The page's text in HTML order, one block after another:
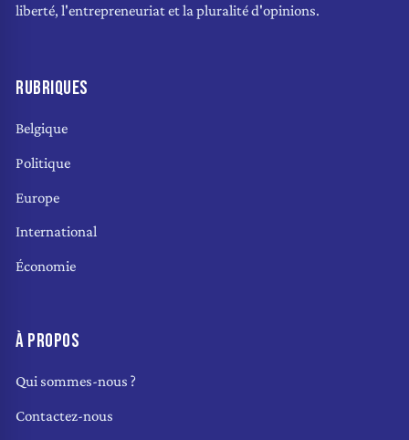
liberté, l'entrepreneuriat et la pluralité d'opinions.
RUBRIQUES
Belgique
Politique
Europe
International
Économie
À PROPOS
Qui sommes-nous ?
Contactez-nous